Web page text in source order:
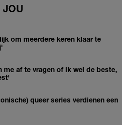
JOU
om meerdere keren klaar te
me af te vragen of ik wel de beste,
queer series verdienen een